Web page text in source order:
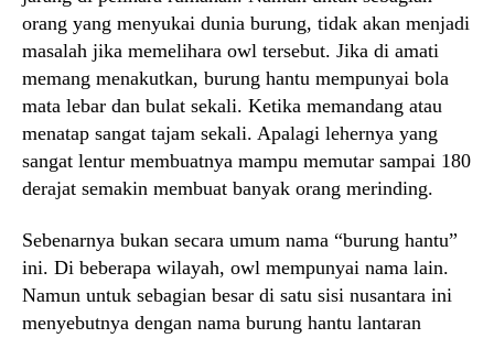
orang yang menyukai dunia burung, tidak akan menjadi
masalah jika memelihara owl tersebut. Jika di amati
memang menakutkan, burung hantu mempunyai bola
mata lebar dan bulat sekali. Ketika memandang atau
menatap sangat tajam sekali. Apalagi lehernya yang
sangat lentur membuatnya mampu memutar sampai 180
derajat semakin membuat banyak orang merinding.
Sebenarnya bukan secara umum nama “burung hantu”
ini. Di beberapa wilayah, owl mempunyai nama lain.
Namun untuk sebagian besar di satu sisi nusantara ini
menyebutnya dengan nama burung hantu lantaran